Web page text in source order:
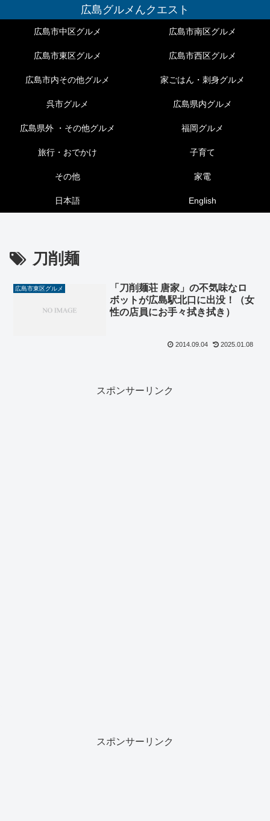
広島グルメんクエスト
広島市中区グルメ 広島市南区グルメ
広島市東区グルメ 広島市西区グルメ
広島市内その他グルメ 家ごはん・刺身グルメ
呉市グルメ 広島県内グルメ
広島県外 ・その他グルメ 福岡グルメ
旅行・おでかけ 子育て
その他 家電
日本語 English
刀削麺
広島市東区グルメ
「刀削麺荘 唐家」の不気味なロ
ボットが広島駅北口に出没！（女
性の店員にお手々拭き拭き）
2014.09.04 2025.01.08
スポンサーリンク
スポンサーリンク